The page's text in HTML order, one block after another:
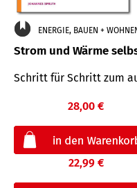
ENERGIE, BAUEN +
Strom und Wärme
Schritt für Schritt zum
28,00 €
22,99 €